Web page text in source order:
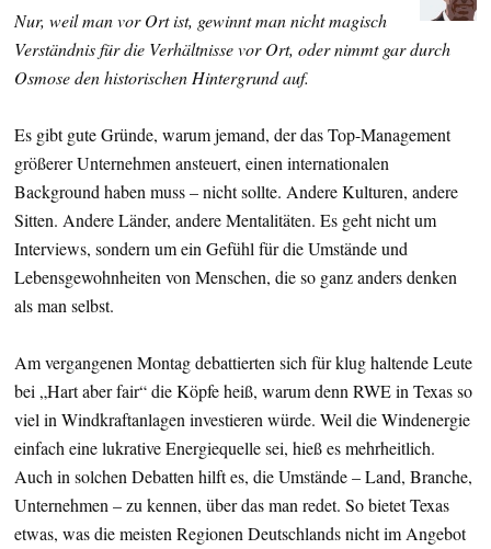
Nur, weil man vor Ort ist, gewinnt man nicht magisch
Verständnis für die Verhältnisse vor Ort, oder nimmt gar durch
Osmose den historischen Hintergrund auf.
Es gibt gute Gründe, warum jemand, der das Top-Management
größerer Unternehmen ansteuert, einen internationalen
Background haben muss – nicht sollte. Andere Kulturen, andere
Sitten. Andere Länder, andere Mentalitäten. Es geht nicht um
Interviews, sondern um ein Gefühl für die Umstände und
Lebensgewohnheiten von Menschen, die so ganz anders denken
als man selbst.
Am vergangenen Montag debattierten sich für klug haltende Leute
bei „Hart aber fair“ die Köpfe heiß, warum denn RWE in Texas so
viel in Windkraftanlagen investieren würde. Weil die Windenergie
einfach eine lukrative Energiequelle sei, hieß es mehrheitlich.
Auch in solchen Debatten hilft es, die Umstände – Land, Branche,
Unternehmen – zu kennen, über das man redet. So bietet Texas
etwas, was die meisten Regionen Deutschlands nicht im Angebot